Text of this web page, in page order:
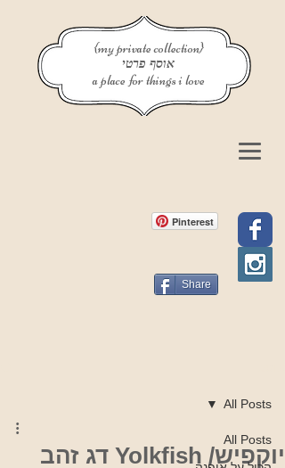
{my private collection}
אוסף פרטי
a place for things i love
Pinterest
Share
All Posts
All Posts
יוקפיש/ Yolkfish דג זהב